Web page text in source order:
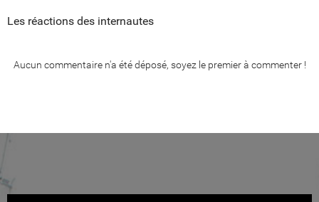
Les réactions des internautes
Aucun commentaire n'a été déposé, soyez le premier à commenter !